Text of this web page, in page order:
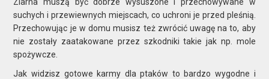
suchych i przewiewnych miejscach, co uchroni je przed pleśnią.
Przechowując je w domu musisz też zwrócić uwagę na to, aby
nie zostały zaatakowane przez szkodniki takie jak np. mole
spożywcze.
Jak widzisz gotowe karmy dla ptaków to bardzo wygodne i